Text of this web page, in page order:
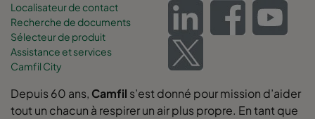
Localisateur de contact
Recherche de documents
Sélecteur de produit
Assistance et services
Camfil City
Depuis 60 ans, Camfil s’est donné pour mission d’aider
tout un chacun à respirer un air plus propre. En tant que